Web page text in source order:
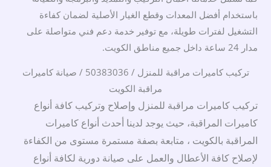
باستخدام أفضل المعدات وقطع الغيار الأصلية لضمان كفاءة
التشغيل لفترات طويلة، مع توفير خدمة دعم فني متواصلة على
مدار 24 ساعة داخل جميع مناطق الكويت.
تركيب كاميرات مراقبة للمنزل / 50383036 / صيانة كاميرات
مراقبة الكويت
تركيب كاميرات مراقبة للمنزل وإصلاح وتركيب كافة أنواع
كاميرات المراقبة، حيث يوجد لدينا أحدث أنواع كاميرات
المراقبة بالكويت ، متابعة بصفة مستمرة مستوى من الكفاءة
لإصلاح كافة الأعطال والعمل على صيانة دورية لكافة أنواع